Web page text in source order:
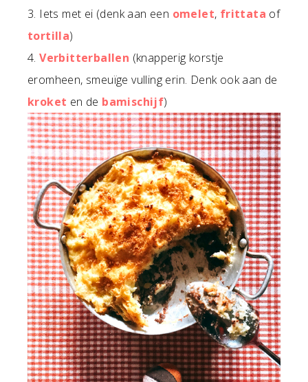
3. Iets met ei (denk aan een omelet, frittata of
tortilla)
4.Verbitterballen (knapperig korstje
eromheen, smeuïge vulling erin. Denk ook aan de
kroket en de bamischijf)